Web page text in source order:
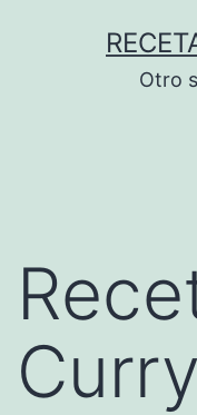
Otro